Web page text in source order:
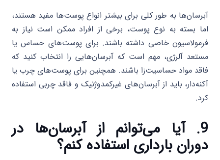
آبرسان‌ها به طور کلی برای بیشتر انواع پوست‌ها مفید هستند،
اما بسته به نوع پوست، برخی از افراد ممکن است نیاز به
فرمولاسیون خاصی داشته باشند. برای پوست‌های حساس یا
مستعد آلرژی، مهم است که آبرسان‌هایی را انتخاب کنید که
فاقد مواد حساسیت‌زا باشند. همچنین برای پوست‌های چرب یا
آکنه‌دار، باید از آبرسان‌های غیرکمدوژنیک و فاقد چربی استفاده
کرد.
9. آیا می‌توانم از آبرسان‌ها در
دوران بارداری استفاده کنم؟